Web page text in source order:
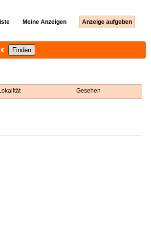
Meine Anzeigen Anzeige aufgeben
€
Gesehen